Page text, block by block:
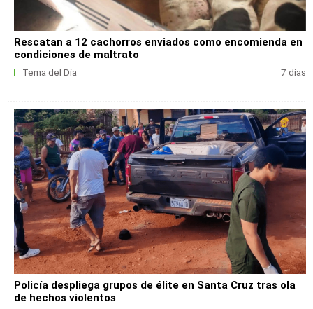
Rescatan a 12 cachorros enviados como encomienda en
condiciones de maltrato
Tema del Día 7 días
Policía despliega grupos de élite en Santa Cruz tras ola
de hechos violentos